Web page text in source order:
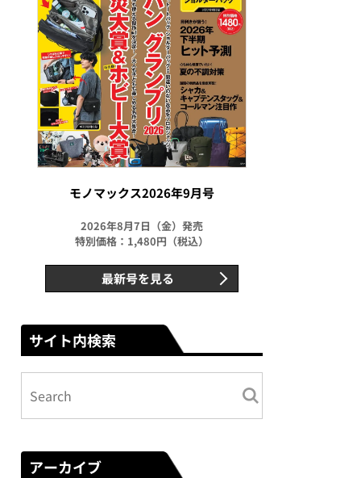
モノマックス2026年9月号
2026年8月7日（金）発売
特別価格：1,480円（税込）
最新号を見る
サイト内検索
アーカイブ